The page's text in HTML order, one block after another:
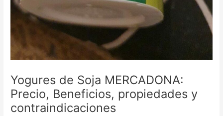
Yogures de Soja MERCADONA:
Precio, Beneficios, propiedades y
contraindicaciones